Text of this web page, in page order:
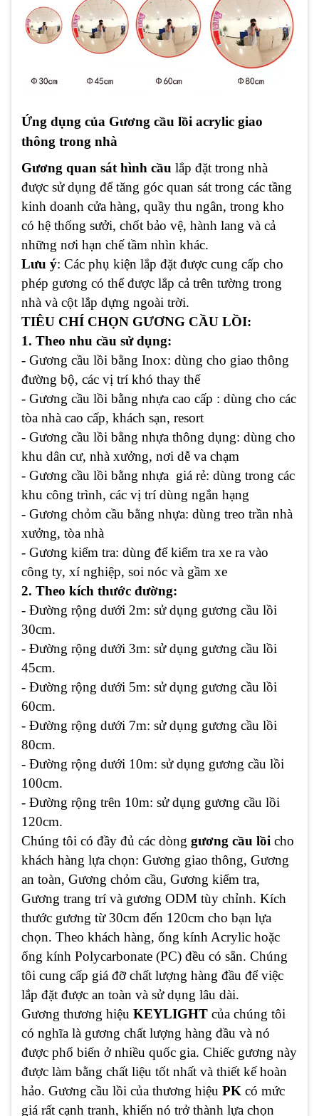
Ứng dụng của Gương cầu lồi acrylic giao
thông trong nhà
Gương quan sát hình cầu lắp đặt trong nhà
được sử dụng để tăng góc quan sát trong các tầng
kinh doanh cửa hàng, quầy thu ngân, trong kho
có hệ thống sưởi, chốt bảo vệ, hành lang và cả
những nơi hạn chế tầm nhìn khác.
Lưu ý: Các phụ kiện lắp đặt được cung cấp cho
phép gương có thể được lắp cả trên tường trong
nhà và cột lắp dựng ngoài trời.
TIÊU CHÍ CHỌN GƯƠNG CẦU LỒI:
1. Theo nhu cầu sử dụng:
- Gương cầu lồi bằng Inox: dùng cho giao thông
đường bộ, các vị trí khó thay thế
- Gương cầu lồi bằng nhựa cao cấp : dùng cho các
tòa nhà cao cấp, khách sạn, resort
- Gương cầu lồi bằng nhựa thông dụng: dùng cho
khu dân cư, nhà xưởng, nơi dễ va chạm
- Gương cầu lồi bằng nhựa giá rẻ: dùng trong các
khu công trình, các vị trí dùng ngắn hạng
- Gương chỏm cầu bằng nhựa: dùng treo trần nhà
xưởng, tòa nhà
- Gương kiểm tra: dùng để kiểm tra xe ra vào
công ty, xí nghiệp, soi nóc và gầm xe
2. Theo kích thước đường:
- Đường rộng dưới 2m: sử dụng gương cầu lồi
30cm.
- Đường rộng dưới 3m: sử dụng gương cầu lồi
45cm.
- Đường rộng dưới 5m: sử dụng gương cầu lồi
60cm.
- Đường rộng dưới 7m: sử dụng gương cầu lồi
80cm.
- Đường rộng dưới 10m: sử dụng gương cầu lồi
100cm.
- Đường rộng trên 10m: sử dụng gương cầu lồi
120cm.
Chúng tôi có đầy đủ các dòng gương cầu lồi cho
khách hàng lựa chọn: Gương giao thông, Gương
an toàn, Gương chỏm cầu, Gương kiểm tra,
Gương trang trí và gương ODM tùy chỉnh. Kích
thước gương từ 30cm đến 120cm cho bạn lựa
chọn. Theo khách hàng, ống kính Acrylic hoặc
ống kính Polycarbonate (PC) đều có sẵn. Chúng
tôi cung cấp giá đỡ chất lượng hàng đầu để việc
lắp đặt được an toàn và sử dụng lâu dài.
Gương thương hiệu KEYLIGHT của chúng tôi
có nghĩa là gương chất lượng hàng đầu và nó
được phổ biến ở nhiều quốc gia. Chiếc gương này
được làm bằng chất liệu tốt nhất và thiết kế hoàn
hảo. Gương cầu lồi của thương hiệu PK có mức
giá rất cạnh tranh, khiến nó trở thành lựa chọn